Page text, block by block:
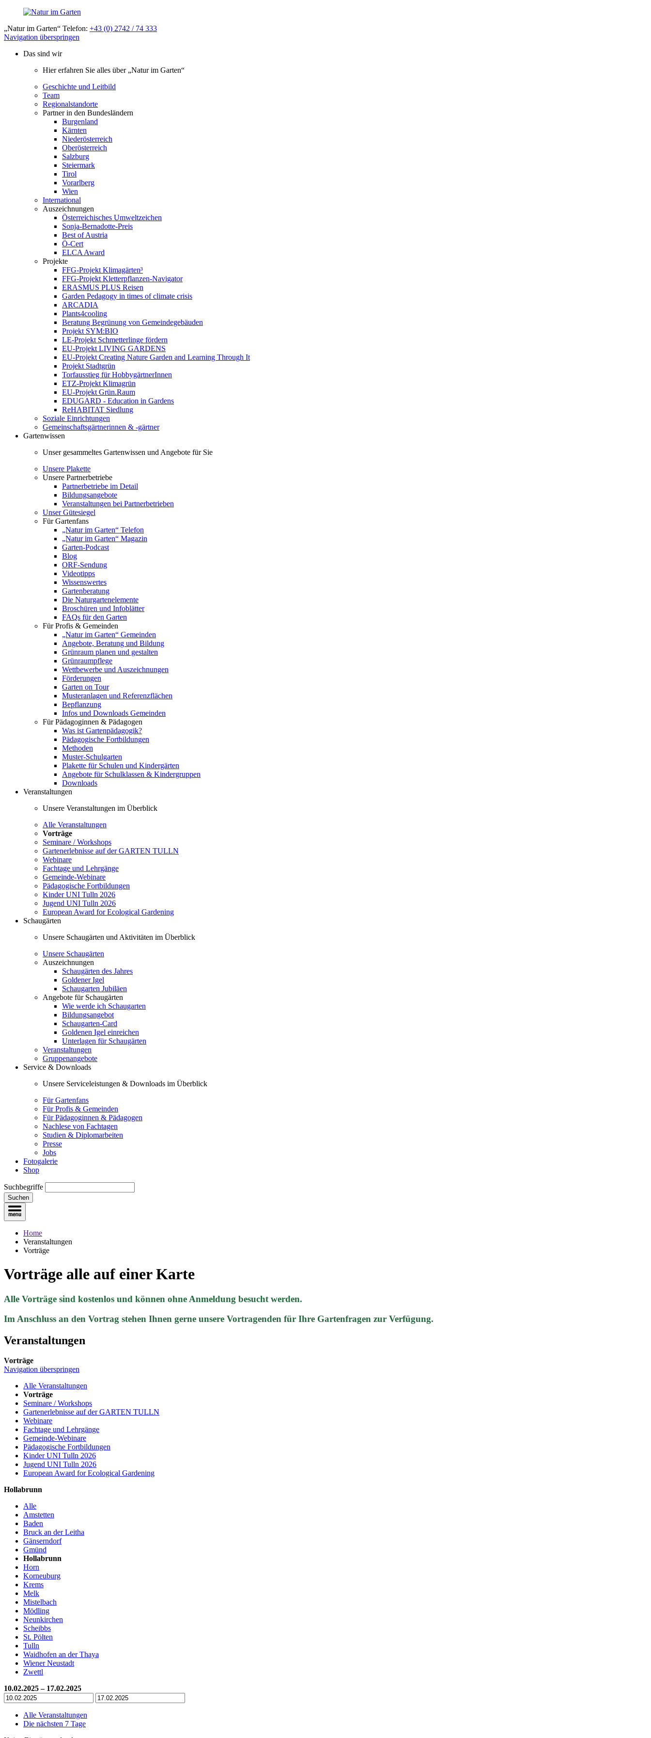
„Natur im Garten“ Telefon: +43 (0) 2742 / 74 333
Navigation überspringen
Das sind wir
Hier erfahren Sie alles über „Natur im Garten“
Geschichte und Leitbild
Team
Regionalstandorte
Partner in den Bundesländern
Burgenland
Kärnten
Niederösterreich
Oberösterreich
Salzburg
Steiermark
Tirol
Vorarlberg
Wien
International
Auszeichnungen
Österreichisches Umweltzeichen
Sonja-Bernadotte-Preis
Best of Austria
Ö-Cert
ELCA Award
Projekte
FFG-Projekt Klimagärten³
FFG-Projekt Kletterpflanzen-Navigator
ERASMUS PLUS Reisen
Garden Pedagogy in times of climate crisis
ARCADIA
Plants4cooling
Beratung Begrünung von Gemeindegebäuden
Projekt SYM:BIO
LE-Projekt Schmetterlinge fördern
EU-Projekt LIVING GARDENS
EU-Projekt Creating Nature Garden and Learning Through It
Projekt Stadtgrün
Torfausstieg für HobbygärtnerInnen
ETZ-Projekt Klimagrün
EU-Projekt Grün.Raum
EDUGARD - Education in Gardens
ReHABITAT Siedlung
Soziale Einrichtungen
Gemeinschaftsgärtnerinnen & -gärtner
Gartenwissen
Unser gesammeltes Gartenwissen und Angebote für Sie
Unsere Plakette
Unsere Partnerbetriebe
Partnerbetriebe im Detail
Bildungsangebote
Veranstaltungen bei Partnerbetrieben
Unser Gütesiegel
Für Gartenfans
„Natur im Garten“ Telefon
„Natur im Garten“ Magazin
Garten-Podcast
Blog
ORF-Sendung
Videotipps
Wissenswertes
Gartenberatung
Die Naturgartenelemente
Broschüren und Infoblätter
FAQs für den Garten
Für Profis & Gemeinden
„Natur im Garten“ Gemeinden
Angebote, Beratung und Bildung
Grünraum planen und gestalten
Grünraumpflege
Wettbewerbe und Auszeichnungen
Förderungen
Garten on Tour
Musteranlagen und Referenzflächen
Bepflanzung
Infos und Downloads Gemeinden
Für Pädagoginnen & Pädagogen
Was ist Gartenpädagogik?
Pädagogische Fortbildungen
Methoden
Muster-Schulgarten
Plakette für Schulen und Kindergärten
Angebote für Schulklassen & Kindergruppen
Downloads
Veranstaltungen
Unsere Veranstaltungen im Überblick
Alle Veranstaltungen
Vorträge
Seminare / Workshops
Gartenerlebnisse auf der GARTEN TULLN
Webinare
Fachtage und Lehrgänge
Gemeinde-Webinare
Pädagogische Fortbildungen
Kinder UNI Tulln 2026
Jugend UNI Tulln 2026
European Award for Ecological Gardening
Schaugärten
Unsere Schaugärten und Aktivitäten im Überblick
Unsere Schaugärten
Auszeichnungen
Schaugärten des Jahres
Goldener Igel
Schaugarten Jubiläen
Angebote für Schaugärten
Wie werde ich Schaugarten
Bildungsangebot
Schaugarten-Card
Goldenen Igel einreichen
Unterlagen für Schaugärten
Veranstaltungen
Gruppenangebote
Service & Downloads
Unsere Serviceleistungen & Downloads im Überblick
Für Gartenfans
Für Profis & Gemeinden
Für Pädagoginnen & Pädagogen
Nachlese von Fachtagen
Studien & Diplomarbeiten
Presse
Jobs
Fotogalerie
Shop
Suchbegriffe
Suchen
Home
Veranstaltungen
Vorträge
Vorträge alle auf einer Karte
Alle Vorträge sind kostenlos und können ohne Anmeldung besucht werden.
Im Anschluss an den Vortrag stehen Ihnen gerne unsere Vortragenden für Ihre Gartenfragen zur Verfügung.
Veranstaltungen
Vorträge
Navigation überspringen
Alle Veranstaltungen
Vorträge
Seminare / Workshops
Gartenerlebnisse auf der GARTEN TULLN
Webinare
Fachtage und Lehrgänge
Gemeinde-Webinare
Pädagogische Fortbildungen
Kinder UNI Tulln 2026
Jugend UNI Tulln 2026
European Award for Ecological Gardening
Hollabrunn
Alle
Amstetten
Baden
Bruck an der Leitha
Gänserndorf
Gmünd
Hollabrunn
Horn
Korneuburg
Krems
Melk
Mistelbach
Mödling
Neunkirchen
Scheibbs
St. Pölten
Tulln
Waidhofen an der Thaya
Wiener Neustadt
Zwettl
10.02.2025 – 17.02.2025
Alle Veranstaltungen
Die nächsten 7 Tage